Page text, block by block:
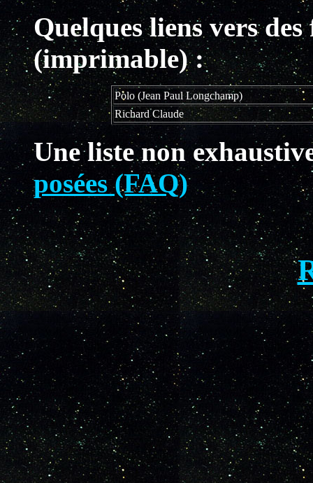
Quelques liens vers
(imprimable) :
Polo (Jean Paul Longchamp)
Richard Claude
Une liste non
posées (FAQ)